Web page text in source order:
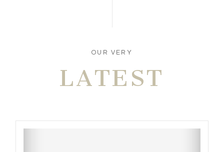
OUR VERY
LATEST